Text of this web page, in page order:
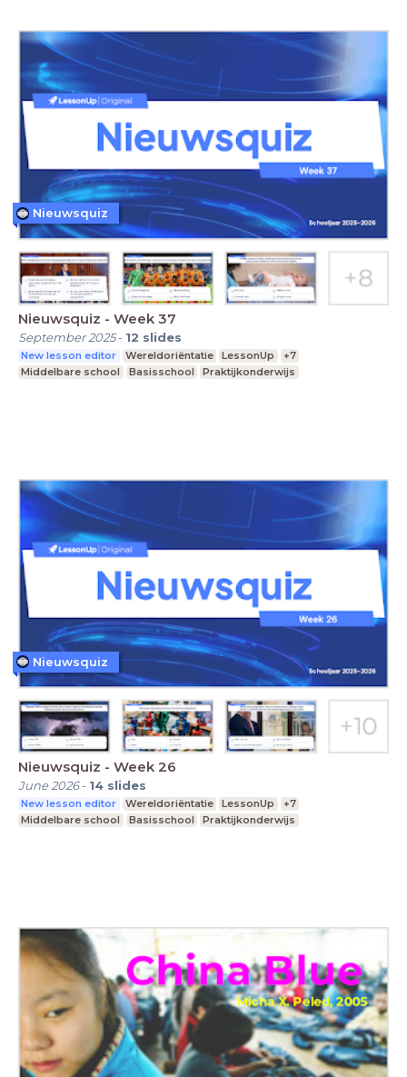
Nieuwsquiz - Week 37
September 2025- 12 slides
New lesson editor Wereldoriëntatie LessonUp
+7
Middelbare school
Basisschool Praktijkonderwijs
Nieuwsquiz
Nieuwsquiz - Week 26
June 2026- 14 slides
New lesson editor Wereldoriëntatie LessonUp
+7
Middelbare school
Basisschool Praktijkonderwijs
Nieuwsquiz